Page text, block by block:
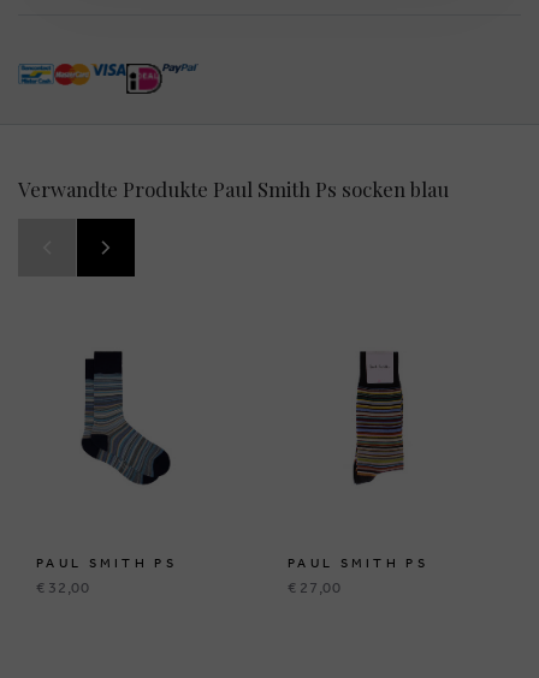
Verwandte Produkte Paul Smith Ps socken blau
PAUL SMITH PS
€ 32,00
PAUL SMITH PS
€ 27,00